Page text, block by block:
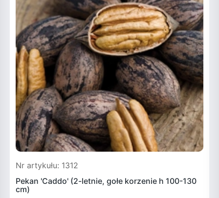
Nr artykułu: 1312
Pekan 'Caddo' (2-letnie, gołe korzenie h 100-130
cm)